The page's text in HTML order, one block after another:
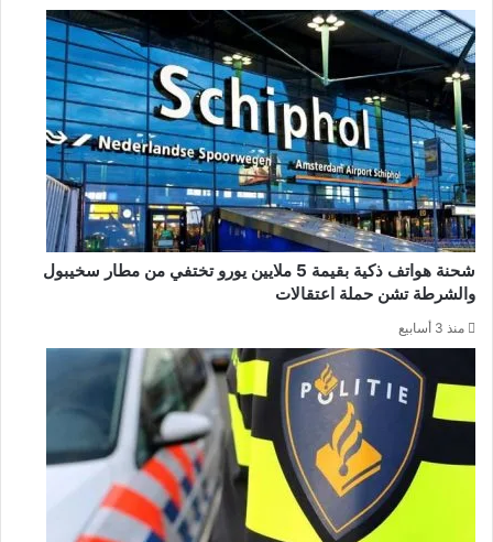
شحنة هواتف ذكية بقيمة 5 ملايين يورو تختفي من مطار سخيبول
والشرطة تشن حملة اعتقالات
منذ 3 أسابيع